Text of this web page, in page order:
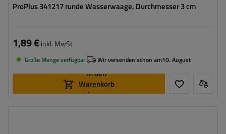
ProPlus 341217 runde Wasserwaage, Durchmesser 3 cm
1,89 €inkl. MwSt
Große Menge verfügbar Wir versenden schon am10. August
In den
Warenkorb
legen